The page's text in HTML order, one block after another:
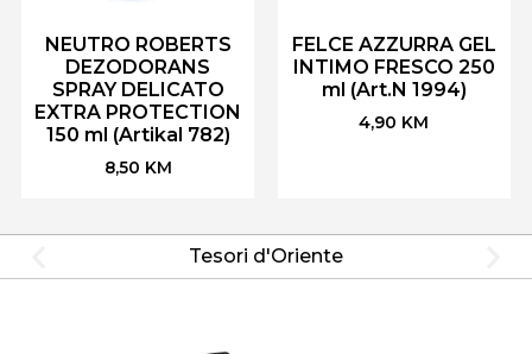
NEUTRO ROBERTS
DEZODORANS
SPRAY DELICATO
EXTRA PROTECTION
150 ml (Artikal 782)
8,50 KM
FELCE AZZURRA GEL
INTIMO FRESCO 250
ml (Art.N 1994)
4,90 KM
Tesori d'Oriente